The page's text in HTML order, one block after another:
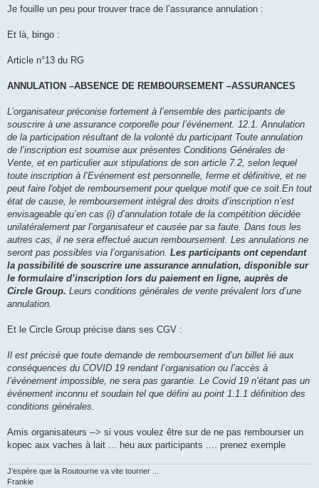
Je fouille un peu pour trouver trace de l’assurance annulation :
Et là, bingo :
Article n°13 du RG
ANNULATION –ABSENCE DE REMBOURSEMENT –ASSURANCES
L’organisateur préconise fortement à l’ensemble des participants de
souscrire à une assurance corporelle pour l’événement. 12.1. Annulation
de la participation résultant de la volonté du participant Toute annulation
de l’inscription est soumise aux présentes Conditions Générales de
Vente, et en particulier aux stipulations de son article 7.2, selon lequel
toute inscription à l’Evénement est personnelle, ferme et définitive, et ne
peut faire l'objet de remboursement pour quelque motif que ce soit.En tout
état de cause, le remboursement intégral des droits d’inscription n’est
envisageable qu’en cas (i) d’annulation totale de la compétition décidée
unilatéralement par l’organisateur et causée par sa faute. Dans tous les
autres cas, il ne sera effectué aucun remboursement. Les annulations ne
seront pas possibles via l’organisation. Les participants ont cependant
la possibilité de souscrire une assurance annulation, disponible sur
le formulaire d’inscription lors du paiement en ligne, auprès de
Circle Group. Leurs conditions générales de vente prévalent lors d’une
annulation.
Et le Circle Group précise dans ses CGV :
Il est précisé que toute demande de remboursement d’un billet lié aux
conséquences du COVID 19 rendant l’organisation ou l’accès à
l’événement impossible, ne sera pas garantie. Le Covid 19 n’étant pas un
événement inconnu et soudain tel que défini au point 1.1.1 définition des
conditions générales.
Amis organisateurs --> si vous voulez être sur de ne pas rembourser un
kopec aux vaches à lait ... heu aux participants .... prenez exemple
J’espère que la Routourne va vite tourner ...
Frankie